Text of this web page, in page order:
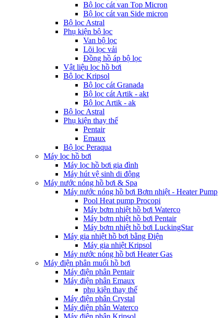
Bộ lọc cát van Top Micron
Bộ lọc cát van Side micron
Bộ lọc Astral
Phụ kiện bộ lọc
Van bộ lọc
Lõi lọc vải
Đồng hồ áp bộ lọc
Vật liệu lọc hồ bơi
Bộ lọc Kripsol
Bộ lọc cát Granada
Bộ lọc cát Artik - akt
Bộ lọc Artik - ak
Bộ lọc Astral
Phụ kiện thay thế
Pentair
Emaux
Bộ lọc Peraqua
Máy lọc hồ bơi
Máy lọc hồ bơi gia đình
Máy hút vệ sinh di động
Máy nước nóng hồ bơi & Spa
Máy nước nóng hồ bơi Bơm nhiệt - Heater Pump
Pool Heat pump Procopi
Máy bơm nhiệt hồ bơi Waterco
Máy bơm nhiệt hồ bơi Pentair
Máy bơm nhiệt hồ bơi LuckingStar
Máy gia nhiệt hồ bơi bằng Điện
Máy gia nhiệt Kripsol
Máy nước nóng hồ bơi Heater Gas
Máy điện phân muối hồ bơi
Máy điện phân Pentair
Máy điện phân Emaux
phụ kiện thay thế
Máy điện phân Crystal
Máy điện phân Waterco
Máy điện phân Kripsol